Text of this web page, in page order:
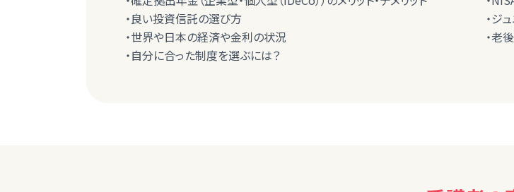
・良い投資信託の選び方
・世界や日本の経済や金利の状況
・自分に合った制度を選ぶには？
・ジ
・老